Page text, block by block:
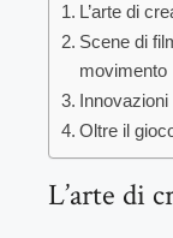
L’arte di
Scene di
movimento
Oltre il
L’arte di